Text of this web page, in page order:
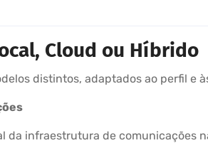
Cloud ou Híbrido
distintos, adaptados ao perfil e
infraestrutura de comunicações